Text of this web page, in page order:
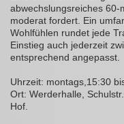
abwechslungsreiches
moderat fordert. Ein
Wohlfühlen rundet jede
Einstieg auch jederzeit
entsprechend angepasst.
Uhrzeit: montags,15:30
Ort: Werderhalle,
Hof.